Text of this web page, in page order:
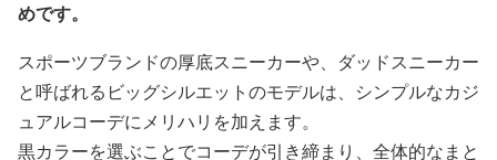
めです。
スポーツブランドの厚底スニーカーや、ダッドスニーカー
と呼ばれるビッグシルエットのモデルは、シンプルなカジ
ュアルコーデにメリハリを加えます。
黒カラーを選ぶことでコーデが引き締まり、全体的なまと